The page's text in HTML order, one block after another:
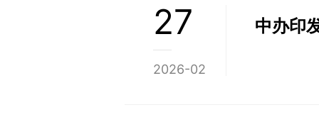
27
2026-02
中办印